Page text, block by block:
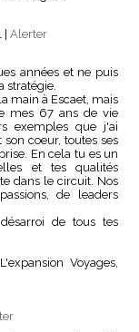
Alerter
années et ne puis
stratégie.
main à Escaet, mais
mes 67 ans de vie
exemples que j'ai
coeur, toutes ses
En cela tu es un
et tes qualités
dans le circuit. Nos
de leaders
de tous tes
Voyages,